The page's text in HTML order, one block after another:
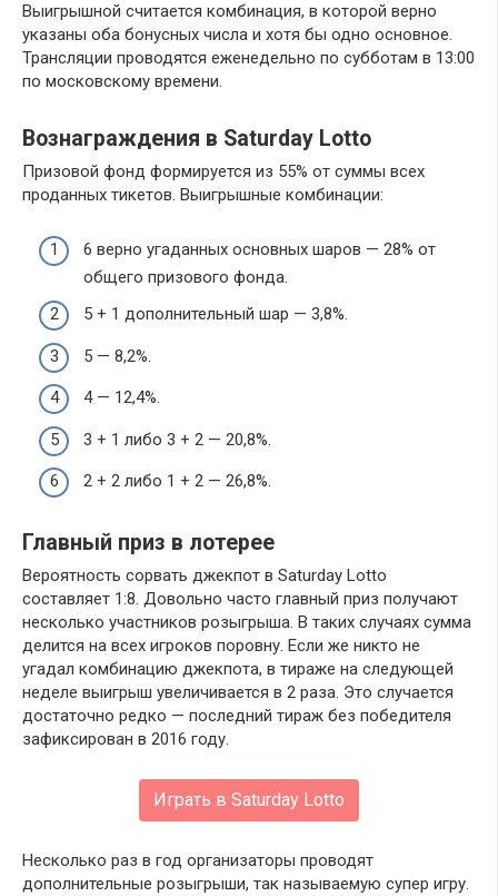
Выигрышной считается комбинация, в которой верно
указаны оба бонусных числа и хотя бы одно основное.
Трансляции проводятся еженедельно по субботам в 13:00
по московскому времени.
Вознаграждения в Saturday Lotto
Призовой фонд формируется из 55% от суммы всех
проданных тикетов. Выигрышные комбинации:
6 верно угаданных основных шаров — 28% от
общего призового фонда.
5 + 1 дополнительный шар — 3,8%.
5 — 8,2%.
4 — 12,4%.
3 + 1 либо 3 + 2 — 20,8%.
2 + 2 либо 1 + 2 — 26,8%.
Главный приз в лотерее
Вероятность сорвать джекпот в Saturday Lotto
составляет 1:8. Довольно часто главный приз получают
несколько участников розыгрыша. В таких случаях сумма
делится на всех игроков поровну. Если же никто не
угадал комбинацию джекпота, в тираже на следующей
неделе выигрыш увеличивается в 2 раза. Это случается
достаточно редко — последний тираж без победителя
зафиксирован в 2016 году.
Играть в Saturday Lotto
Несколько раз в год организаторы проводят
дополнительные розыгрыши, так называемую супер игру.